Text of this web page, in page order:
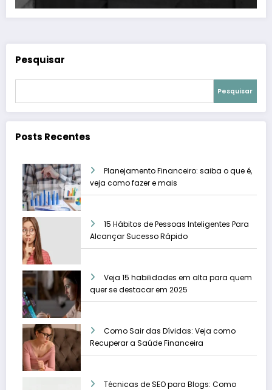
Pesquisar
Pesquisar
Posts Recentes
Planejamento Financeiro: saiba o que é,
veja como fazer e mais
15 Hábitos de Pessoas Inteligentes Para
Alcançar Sucesso Rápido
Veja 15 habilidades em alta para quem
quer se destacar em 2025
Como Sair das Dívidas: Veja como
Recuperar a Saúde Financeira
Técnicas de SEO para Blogs: Como